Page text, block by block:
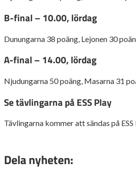
B-final – 10.00, lördag
Dunungarna 38 poäng, Lejonen 30
A-final – 14.00, lördag
Njudungarna 50 poäng, Masarna 31
Se tävlingarna på ESS Play
Tävlingarna kommer att sändas på
Dela nyheten: